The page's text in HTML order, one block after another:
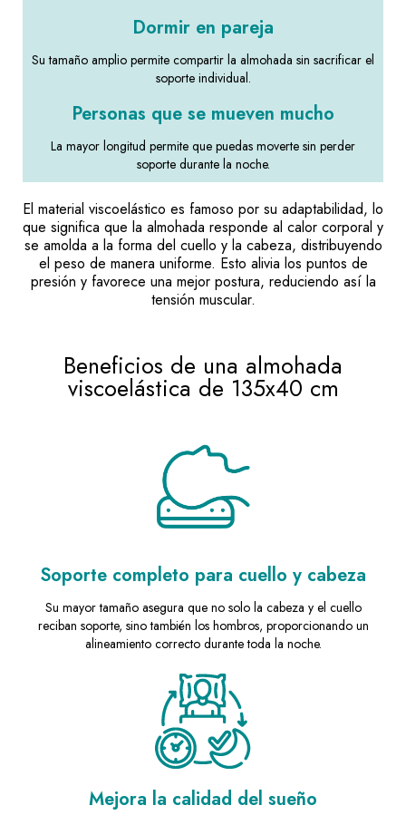
Dormir en pareja
Su tamaño amplio permite compartir la almohada sin sacrificar el
soporte individual.
Personas que se mueven mucho
La mayor longitud permite que puedas moverte sin perder
soporte durante la noche.
El material viscoelástico es famoso por su adaptabilidad, lo
que significa que la almohada responde al calor corporal y
se amolda a la forma del cuello y la cabeza, distribuyendo
el peso de manera uniforme. Esto alivia los puntos de
presión y favorece una mejor postura, reduciendo así la
tensión muscular.
Beneficios de una almohada
viscoelástica de 135x40 cm
Soporte completo para cuello y cabeza
Su mayor tamaño asegura que no solo la cabeza y el cuello
reciban soporte, sino también los hombros, proporcionando un
alineamiento correcto durante toda la noche.
Mejora la calidad del sueño